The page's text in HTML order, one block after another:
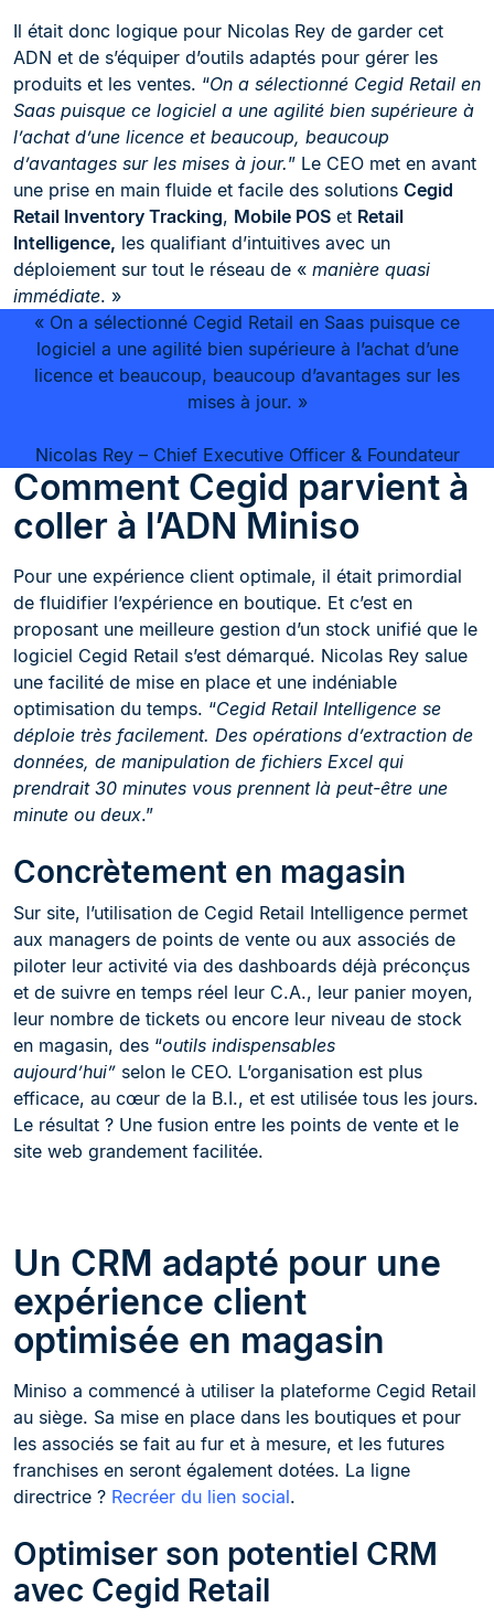
Il était donc logique pour Nicolas Rey de garder cet
ADN et de s’équiper d’outils adaptés pour gérer les
produits et les ventes. “On a sélectionné Cegid Retail en
Saas puisque ce logiciel a une agilité bien supérieure à
l’achat d’une licence et beaucoup, beaucoup
d’avantages sur les mises à jour.” Le CEO met en avant
une prise en main fluide et facile des solutions Cegid
Retail Inventory Tracking, Mobile POS et Retail
Intelligence, les qualifiant d’intuitives avec un
déploiement sur tout le réseau de « manière quasi
immédiate. »
« On a sélectionné Cegid Retail en Saas puisque ce
logiciel a une agilité bien supérieure à l’achat d’une
licence et beaucoup, beaucoup d’avantages sur les
mises à jour. »
Nicolas Rey – Chief Executive Officer & Foundateur
Comment Cegid parvient à
coller à l’ADN Miniso
Pour une expérience client optimale, il était primordial
de fluidifier l’expérience en boutique. Et c’est en
proposant une meilleure gestion d’un stock unifié que le
logiciel Cegid Retail s’est démarqué. Nicolas Rey salue
une facilité de mise en place et une indéniable
optimisation du temps. “Cegid Retail Intelligence se
déploie très facilement. Des opérations d’extraction de
données, de manipulation de fichiers Excel qui
prendrait 30 minutes vous prennent là peut-être une
minute ou deux.”
Concrètement en magasin
Sur site, l’utilisation de Cegid Retail Intelligence permet
aux managers de points de vente ou aux associés de
piloter leur activité via des dashboards déjà préconçus
et de suivre en temps réel leur C.A., leur panier moyen,
leur nombre de tickets ou encore leur niveau de stock
en magasin, des “outils indispensables
aujourd’hui” selon le CEO. L’organisation est plus
efficace, au cœur de la B.I., et est utilisée tous les jours.
Le résultat ? Une fusion entre les points de vente et le
site web grandement facilitée.
Un CRM adapté pour une
expérience client
optimisée en magasin
Miniso a commencé à utiliser la plateforme Cegid Retail
au siège. Sa mise en place dans les boutiques et pour
les associés se fait au fur et à mesure, et les futures
franchises en seront également dotées. La ligne
directrice ? Recréer du lien social.
Optimiser son potentiel CRM
avec Cegid Retail